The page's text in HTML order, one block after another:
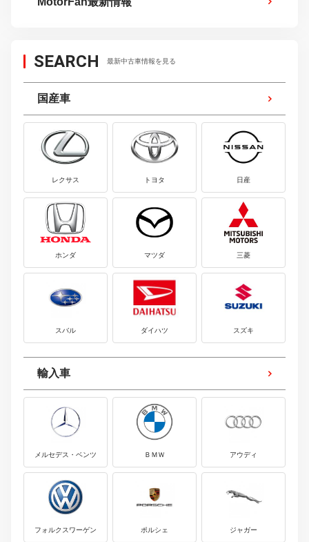
SEARCH 最新中古車情報を見る
国産車
レクサス トヨタ 日産
ホンダ マツダ 三菱
スバル ダイハツ スズキ
輸入車
メルセデス・ベンツ ＢＭＷ アウディ
フォルクスワーゲン ポルシェ ジャガー